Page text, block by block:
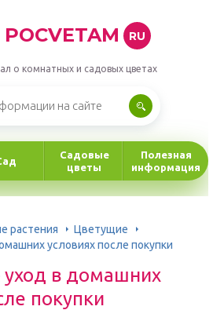
POCVETAM RU
о комнатных и садовых цветах
Садовые
цветы
Полезная
информация
растения
Цветущие
условиях после покупки
в домашних
покупки